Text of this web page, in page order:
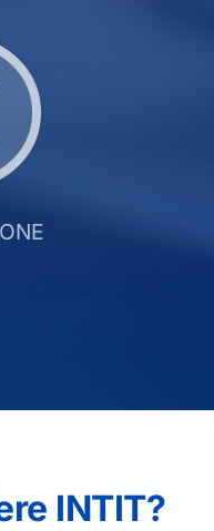
INTIT?